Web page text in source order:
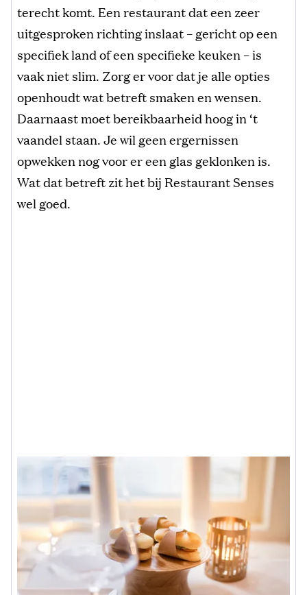
terecht komt. Een restaurant dat een zeer
uitgesproken richting inslaat – gericht op een
specifiek land of een specifieke keuken – is
vaak niet slim. Zorg er voor dat je alle opties
openhoudt wat betreft smaken en wensen.
Daarnaast moet bereikbaarheid hoog in ‘t
vaandel staan. Je wil geen ergernissen
opwekken nog voor er een glas geklonken is.
Wat dat betreft zit het bij Restaurant Senses
wel goed.